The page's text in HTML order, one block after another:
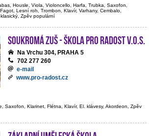
Housle, Viola, Violoncello, Harfa, Trubka, Saxofon,
Lesní roh, Trombon, Klavír, Varhany, Cembalo,
Zpěv populární
Soukromá ZUŠ - Škola pro radost v.o.s.
Na Vrchu 304, PRAHA 5
702 277 260
e-mail
www.pro-radost.cz
Saxofon, Klarinet, Flétna, Klavír, El. klávesy, Akordeon, Zpěv